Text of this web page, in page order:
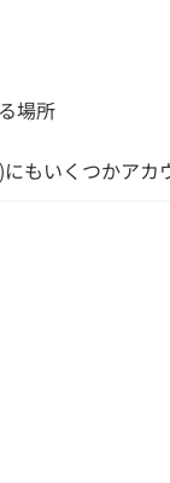
場所
もいくつかアカ